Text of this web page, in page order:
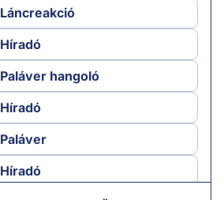
Láncreakció
Híradó
Paláver hangoló
Híradó
Paláver
Híradó